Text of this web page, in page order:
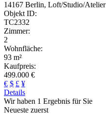
14167 Berlin, Loft/Studio/Atelier
Objekt ID:
TC2332
Zimmer:
2
Wohnfläche:
93 m²
Kaufpreis:
499.000 €
€ $ £ ¥
Details
Wir haben 1 Ergebnis für Sie
Neueste zuerst